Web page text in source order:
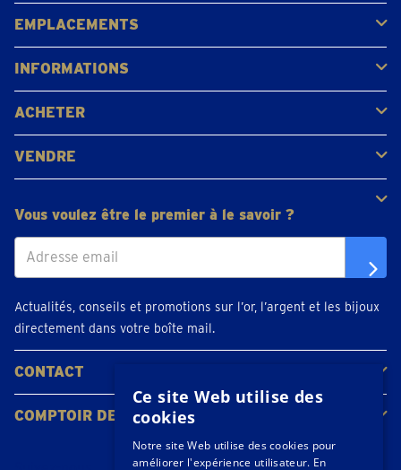
Acheter
Vendre
Vente aux enchères
EMPLACEMENTS
Gerpinnes
Liège
Namur
Waterloo
Woluwe-Saint-Lambert
Voir tous les emplacements
INFORMATIONS
FAQ
Avis clients
ACHETER
Acheter de l'or
Acheter des pièces
Acheter de l'argent
VENDRE
Bijoux en or
Pièces d'or
Lingots d'or
Vous voulez être le premier à le savoir ?
Actualités, conseils et promotions sur l’or, l’argent et les bijoux
directement dans votre boîte mail.
CONTACT
Contacter
Planifiez votre rendez-vous
Emplacements
COMPTOIR DE L'OR
Ce site Web utilise des
cookies
Notre site Web utilise des cookies pour
améliorer l'expérience utilisateur. En